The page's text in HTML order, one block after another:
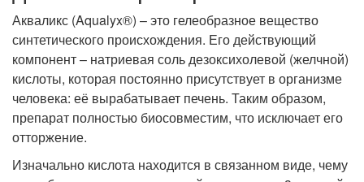
Акваликс (Aqualyx®) – это гелеобразное вещество
синтетического происхождения. Его действующий
компонент – натриевая соль дезоксихолевой (желчной)
кислоты, которая постоянно присутствует в организме
человека: её вырабатывает печень. Таким образом,
препарат полностью биосовместим, что исключает его
отторжение.
Изначально кислота находится в связанном виде, чему